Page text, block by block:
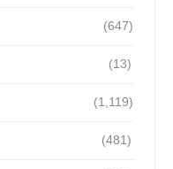
(647)
(13)
(1,119)
(481)